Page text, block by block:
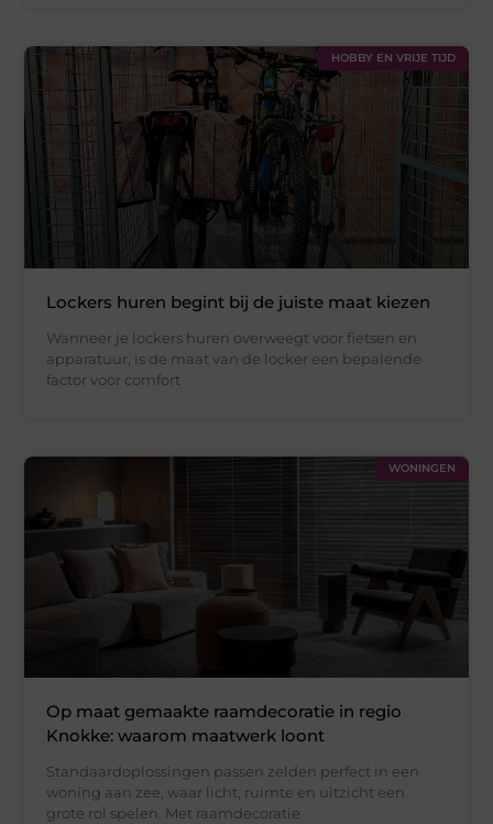
HOBBY EN VRIJE TIJD
Lockers huren begint bij de juiste maat kiezen
Wanneer je lockers huren overweegt voor fietsen en
apparatuur, is de maat van de locker een bepalende
factor voor comfort
WONINGEN
Op maat gemaakte raamdecoratie in regio
Knokke: waarom maatwerk loont
Standaardoplossingen passen zelden perfect in een
woning aan zee, waar licht, ruimte en uitzicht een
grote rol spelen. Met raamdecoratie